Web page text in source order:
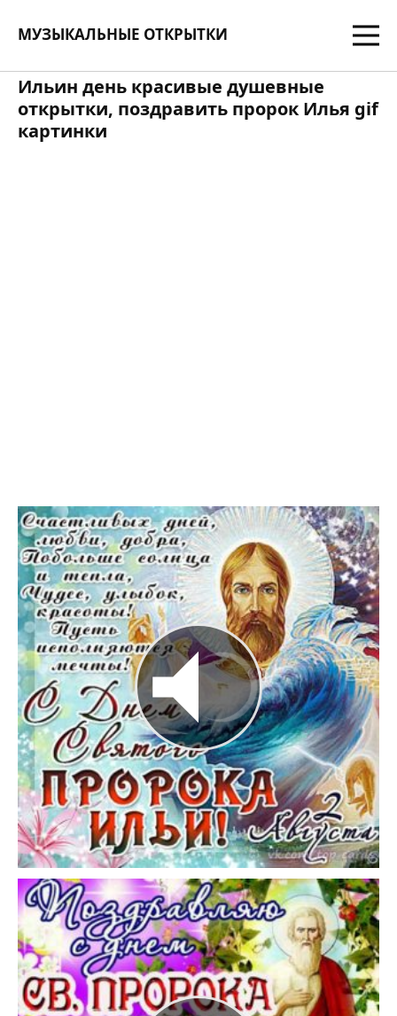
МУЗЫКАЛЬНЫЕ ОТКРЫТКИ
Ильин день красивые душевные
открытки, поздравить пророк Илья gif
картинки